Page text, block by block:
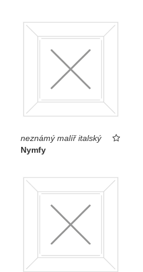
neznámý malíř italský
Nymfy